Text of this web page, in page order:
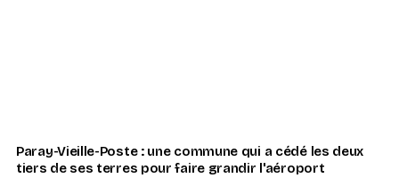
Paray-Vieille-Poste : une commune qui a cédé les deux
tiers de ses terres pour faire grandir l'aéroport